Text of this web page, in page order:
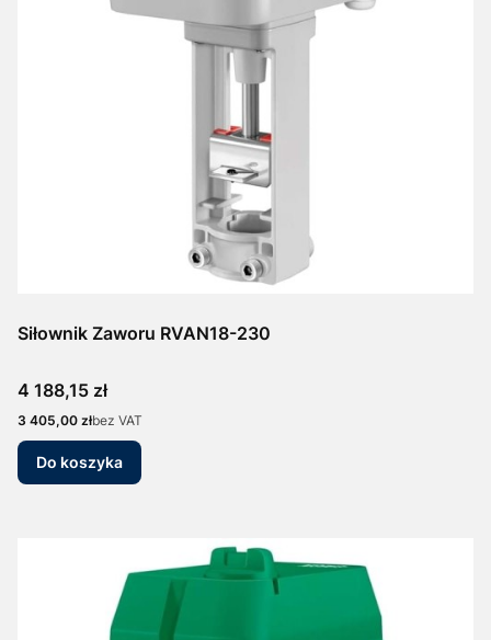
Siłownik Zaworu RVAN18-230
Cena
4 188,15 zł
Cena
3 405,00 złbez VAT
Do koszyka